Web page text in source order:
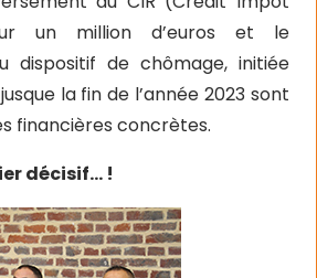
un million d’euros et le
dispositif de chômage, initiée
la fin de l’année 2023 sont
financières concrètes.
décisif… !